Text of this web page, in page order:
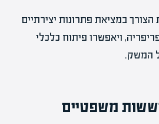
במציאת פתרונות יצירתיים
ויאפשרו פיתוח כלכלי
המשק.
משפטיים